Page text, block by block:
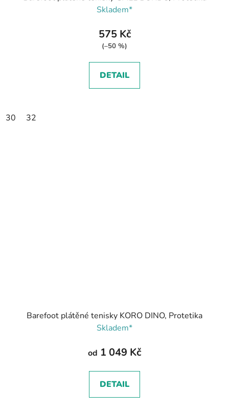
Skladem*
575 Kč
(–50 %)
DETAIL
30 32
Barefoot plátěné tenisky KORO DINO, Protetika
Skladem*
od 1 049 Kč
DETAIL